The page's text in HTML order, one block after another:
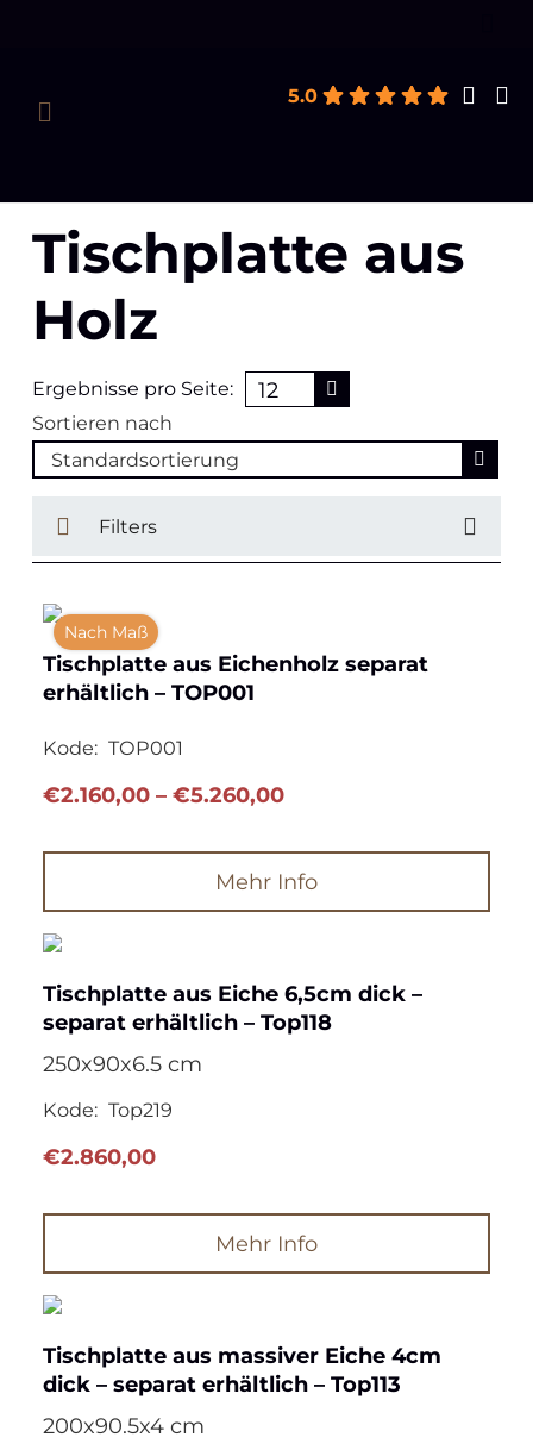
5.0
Tischplatte aus
Holz
Ergebnisse pro Seite:
Sortieren nach
Filters
Nach Maß
Tischplatte aus Eichenholz separat
erhältlich – TOP001
Kode: TOP001
€2.160,00 – €5.260,00Preisspanne:
bis
€5.260,00
Mehr Info
Tischplatte aus Eiche 6,5cm dick –
separat erhältlich – Top118
250x90x6.5 cm
Kode: Top219
€2.860,00
Mehr Info
Tischplatte aus massiver Eiche 4cm
dick – separat erhältlich – Top113
200x90.5x4 cm